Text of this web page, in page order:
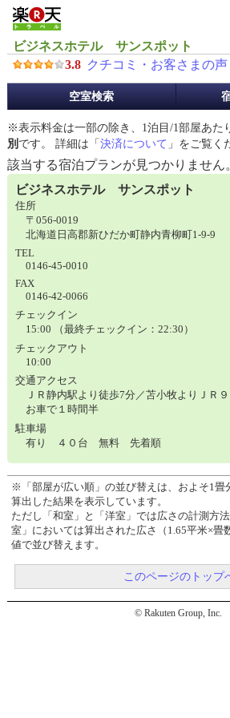
ビジネスホテル サンスポット
3.8 クチコミ・お客さまの声
約
メ
ニ
ュ
ー
空室検索
※表示料金は一部の除き、1泊目/1部屋あた
別 です。 詳細は「決済について 」をご覧く
該当する宿泊プランが見つかりません
ビジネスホテル サンスポット
住所
〒056-0019
北海道日高郡新ひだか町静内青柳町1-9-9
TEL
0146-45-0010
FAX
0146-42-0066
チェックイン
15:00 （最終チェックイン：22:30）
チェックアウト
10:00
交通アクセス
ＪＲ静内駅より徒歩7分／苫小牧よりＪＲ
お車で１時間半
駐車場
有り ４０台 無料 先着順
※「部屋が広い順」の並び替えは、およそ1畳
算出した結果を表示しています。
ただし「和室」と「洋室」では広さの計測方
室」においては算出された広さ（1.65平米×畳
値で並び替えます。
このページのトップ
© Rakuten Group, Inc.